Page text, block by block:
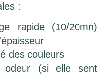
:
rapide (10/20mn)
des couleurs
odeur (si elle sent